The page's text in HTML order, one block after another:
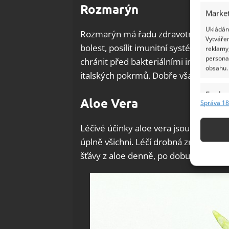
obsahu.
Funkce
Správa
Rozmarýn
Rozmarýn má řadu zdravotních
bolest, posílit imunitní systém,
chránit před bakteriálními infekcemi.
italských pokrmů. Dobře však chutná i
Aloe Vera
Léčivé účinky aloe vera jsou známy
úplně všichni. Léčí drobná zranění,
šťávy z aloe denně, po dobu dvou